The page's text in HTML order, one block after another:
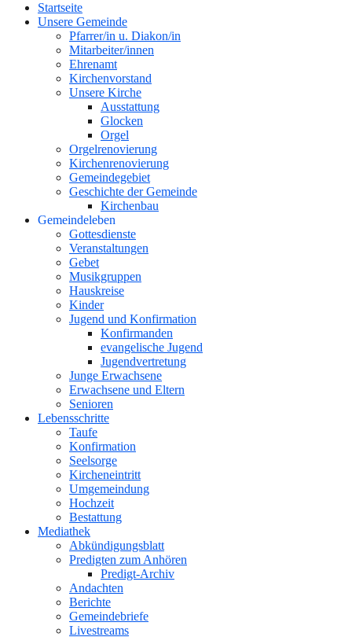
oben
Startseite
Unsere Gemeinde
Pfarrer/in u. Diakon/in
Mitarbeiter/innen
Ehrenamt
Kirchenvorstand
Unsere Kirche
Ausstattung
Glocken
Orgel
Orgelrenovierung
Kirchenrenovierung
Gemeindegebiet
Geschichte der Gemeinde
Kirchenbau
Gemeindeleben
Gottesdienste
Veranstaltungen
Gebet
Musikgruppen
Hauskreise
Kinder
Jugend und Konfirmation
Konfirmanden
evangelische Jugend
Jugendvertretung
Junge Erwachsene
Erwachsene und Eltern
Senioren
Lebensschritte
Taufe
Konfirmation
Seelsorge
Kircheneintritt
Umgemeindung
Hochzeit
Bestattung
Mediathek
Abkündigungsblatt
Predigten zum Anhören
Predigt-Archiv
Andachten
Berichte
Gemeindebriefe
Livestreams